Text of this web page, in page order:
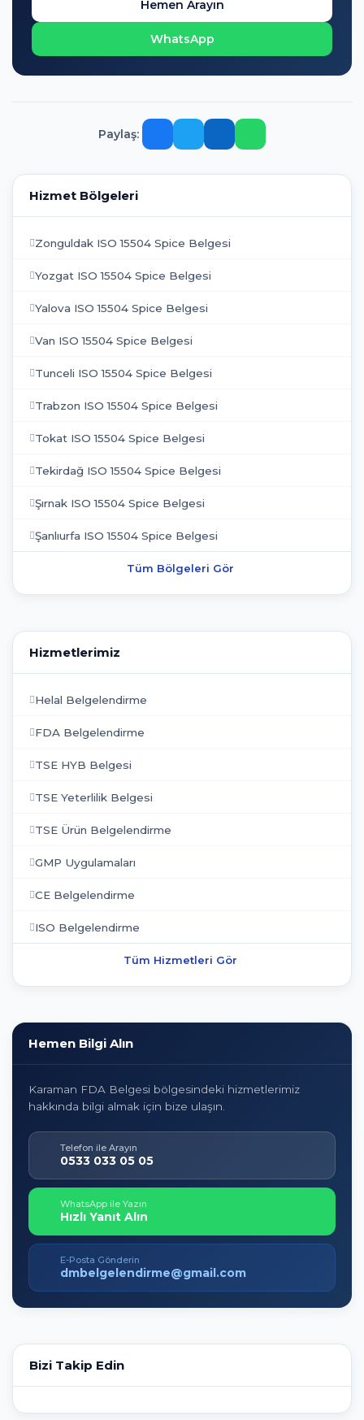
Hemen Arayın
WhatsApp
Paylaş:
Hizmet Bölgeleri
Zonguldak ISO 15504 Spice Belgesi
Yozgat ISO 15504 Spice Belgesi
Yalova ISO 15504 Spice Belgesi
Van ISO 15504 Spice Belgesi
Tunceli ISO 15504 Spice Belgesi
Trabzon ISO 15504 Spice Belgesi
Tokat ISO 15504 Spice Belgesi
Tekirdağ ISO 15504 Spice Belgesi
Şırnak ISO 15504 Spice Belgesi
Şanlıurfa ISO 15504 Spice Belgesi
Tüm Bölgeleri Gör
Hizmetlerimiz
Helal Belgelendirme
FDA Belgelendirme
TSE HYB Belgesi
TSE Yeterlilik Belgesi
TSE Ürün Belgelendirme
GMP Uygulamaları
CE Belgelendirme
ISO Belgelendirme
Tüm Hizmetleri Gör
Hemen Bilgi Alın
Karaman FDA Belgesi bölgesindeki hizmetlerimiz
hakkında bilgi almak için bize ulaşın.
Telefon ile Arayın
0533 033 05 05
WhatsApp ile Yazın
Hızlı Yanıt Alın
E-Posta Gönderin
dmbelgelendirme@gmail.com
Bizi Takip Edin